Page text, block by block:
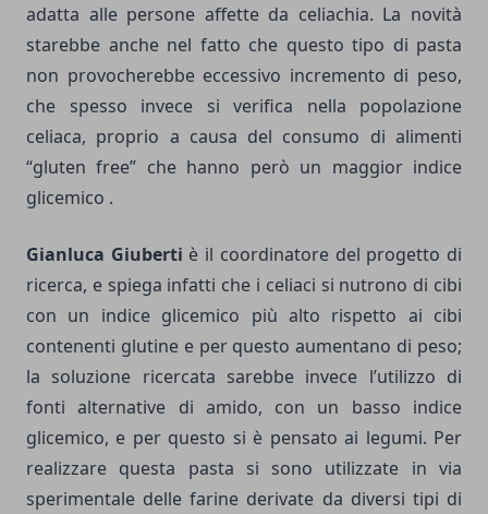
adatta alle persone affette da celiachia. La novità
starebbe anche nel fatto che questo tipo di pasta
non provocherebbe eccessivo incremento di peso,
che spesso invece si verifica nella popolazione
celiaca, proprio a causa del consumo di alimenti
“gluten free” che hanno però un maggior indice
glicemico .
Gianluca Giuberti è il coordinatore del progetto di
ricerca, e spiega infatti che i celiaci si nutrono di cibi
con un indice glicemico più alto rispetto ai cibi
contenenti glutine e per questo aumentano di peso;
la soluzione ricercata sarebbe invece l’utilizzo di
fonti alternative di amido, con un basso indice
glicemico, e per questo si è pensato ai legumi. Per
realizzare questa pasta si sono utilizzate in via
sperimentale delle farine derivate da diversi tipi di